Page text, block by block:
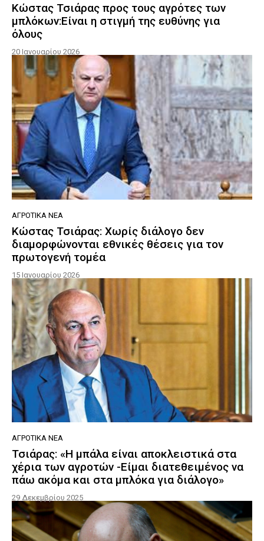
Κώστας Τσιάρας προς τους αγρότες των
μπλόκων:Είναι η στιγμή της ευθύνης για
όλους
20 Ιανουαρίου 2026
ΑΓΡΟΤΙΚΆ ΝΈΑ
Κώστας Τσιάρας: Χωρίς διάλογο δεν
διαμορφώνονται εθνικές θέσεις για τον
πρωτογενή τομέα
15 Ιανουαρίου 2026
ΑΓΡΟΤΙΚΆ ΝΈΑ
Τσιάρας: «Η μπάλα είναι αποκλειστικά στα
χέρια των αγροτών -Είμαι διατεθειμένος να
πάω ακόμα και στα μπλόκα για διάλογο»
29 Δεκεμβρίου 2025